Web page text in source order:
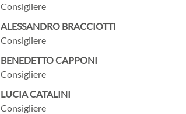
Consigliere
ALESSANDRO BRACCIOTTI
Consigliere
BENEDETTO CAPPONI
Consigliere
LUCIA CATALINI
Consigliere